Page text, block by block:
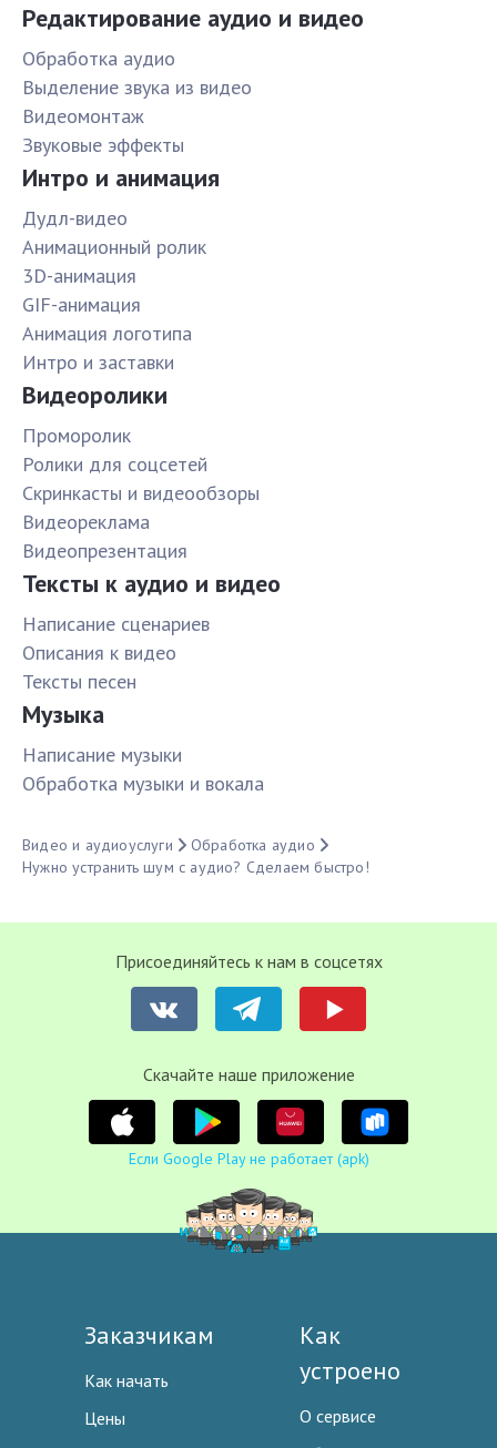
Редактирование аудио и видео
Обработка аудио
Выделение звука из видео
Видеомонтаж
Звуковые эффекты
Интро и анимация
Дудл-видео
Анимационный ролик
3D-анимация
GIF-анимация
Анимация логотипа
Интро и заставки
Видеоролики
Проморолик
Ролики для соцсетей
Скринкасты и видеообзоры
Видеореклама
Видеопрезентация
Тексты к аудио и видео
Написание сценариев
Описания к видео
Тексты песен
Музыка
Написание музыки
Обработка музыки и вокала
Видео и аудиоуслуги
Обработка аудио
Нужно устранить шум с аудио? Сделаем быстро!
Присоединяйтесь к нам в соцсетях
Cкачайте наше приложение
Если Google Play не работает (apk)
Заказчикам
Как начать
Цены
Как
устроено
О сервисе